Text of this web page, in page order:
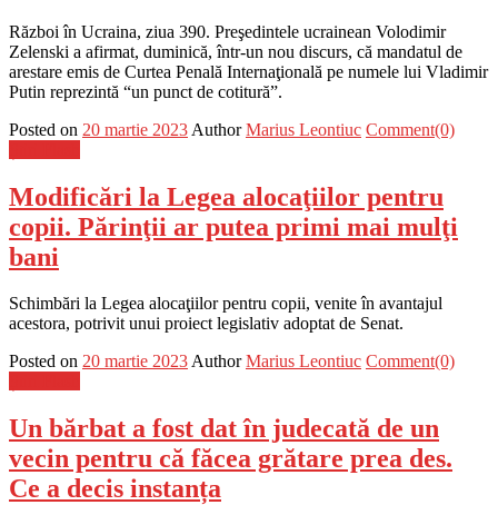
Război în Ucraina, ziua 390. Preşedintele ucrainean Volodimir
Zelenski a afirmat, duminică, într-un nou discurs, că mandatul de
arestare emis de Curtea Penală Internaţională pe numele lui Vladimir
Putin reprezintă “un punct de cotitură”.
Posted on 20 martie 2023 Author Marius Leontiuc Comment(0)
Modificări la Legea alocaţiilor pentru
copii. Părinţii ar putea primi mai mulţi
bani
Schimbări la Legea alocaţiilor pentru copii, venite în avantajul
acestora, potrivit unui proiect legislativ adoptat de Senat.
Posted on 20 martie 2023Author Marius Leontiuc Comment(0)
Un bărbat a fost dat în judecată de un
vecin pentru că făcea grătare prea des.
Ce a decis instanța